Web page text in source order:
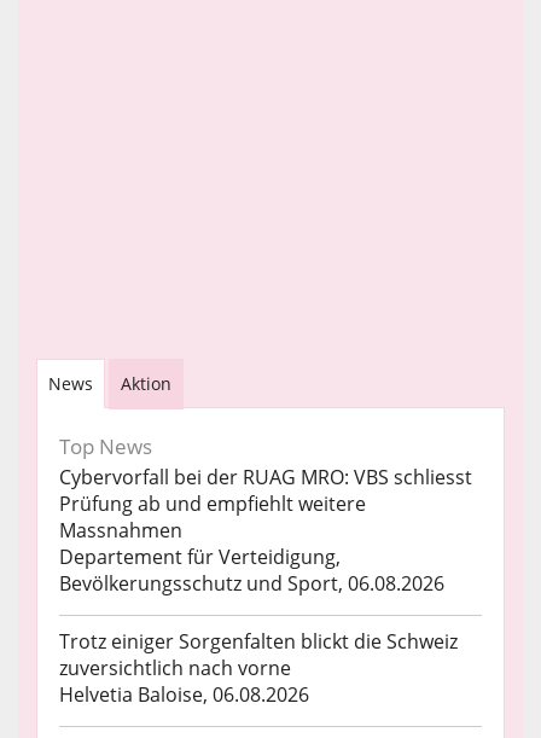
News Aktion
Top News
Cybervorfall bei der RUAG MRO: VBS schliesst
Prüfung ab und empfiehlt weitere
Massnahmen
Departement für Verteidigung,
Bevölkerungsschutz und Sport, 06.08.2026
Trotz einiger Sorgenfalten blickt die Schweiz
zuversichtlich nach vorne
Helvetia Baloise, 06.08.2026